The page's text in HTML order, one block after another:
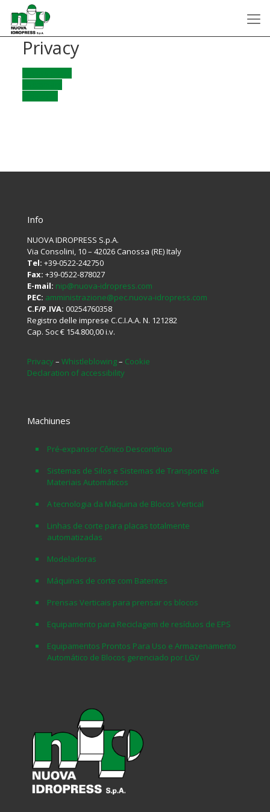
Privacy
Info
NUOVA IDROPRESS S.p.A.
Via Consolini, 10 – 42026 Canossa (RE) Italy
Tel: +39-0522-242750
Fax: +39-0522-878027
E-mail: nip@nuova-idropress.com
PEC: amministrazione@pec.nuova-idropress.com
C.F/P.IVA: 00254760358
Registro delle imprese C.C.I.A.A. N. 121282
Cap. Soc € 154.800,00 i.v.
Privacy– Whistleblowing– Cookie
Declaration of accessibility
Machiunes
Pré-expansor Cônico Descontínuo
Sistemas de Silos e Sistemas de Transporte de
Materiais Automáticos
A tecnologia da Máquina de Blocos Vertical
Linhas de corte para placas totalmente
automatizadas
Modeladoras
Máquinas de corte com Batentes
Prensas Verticais para prensar os blocos
Equipamento para Reciclagem de resíduos de EPS
Equipamentos Prontos Para Uso e Armazenamento
Automático de Blocos gerenciado por LGV